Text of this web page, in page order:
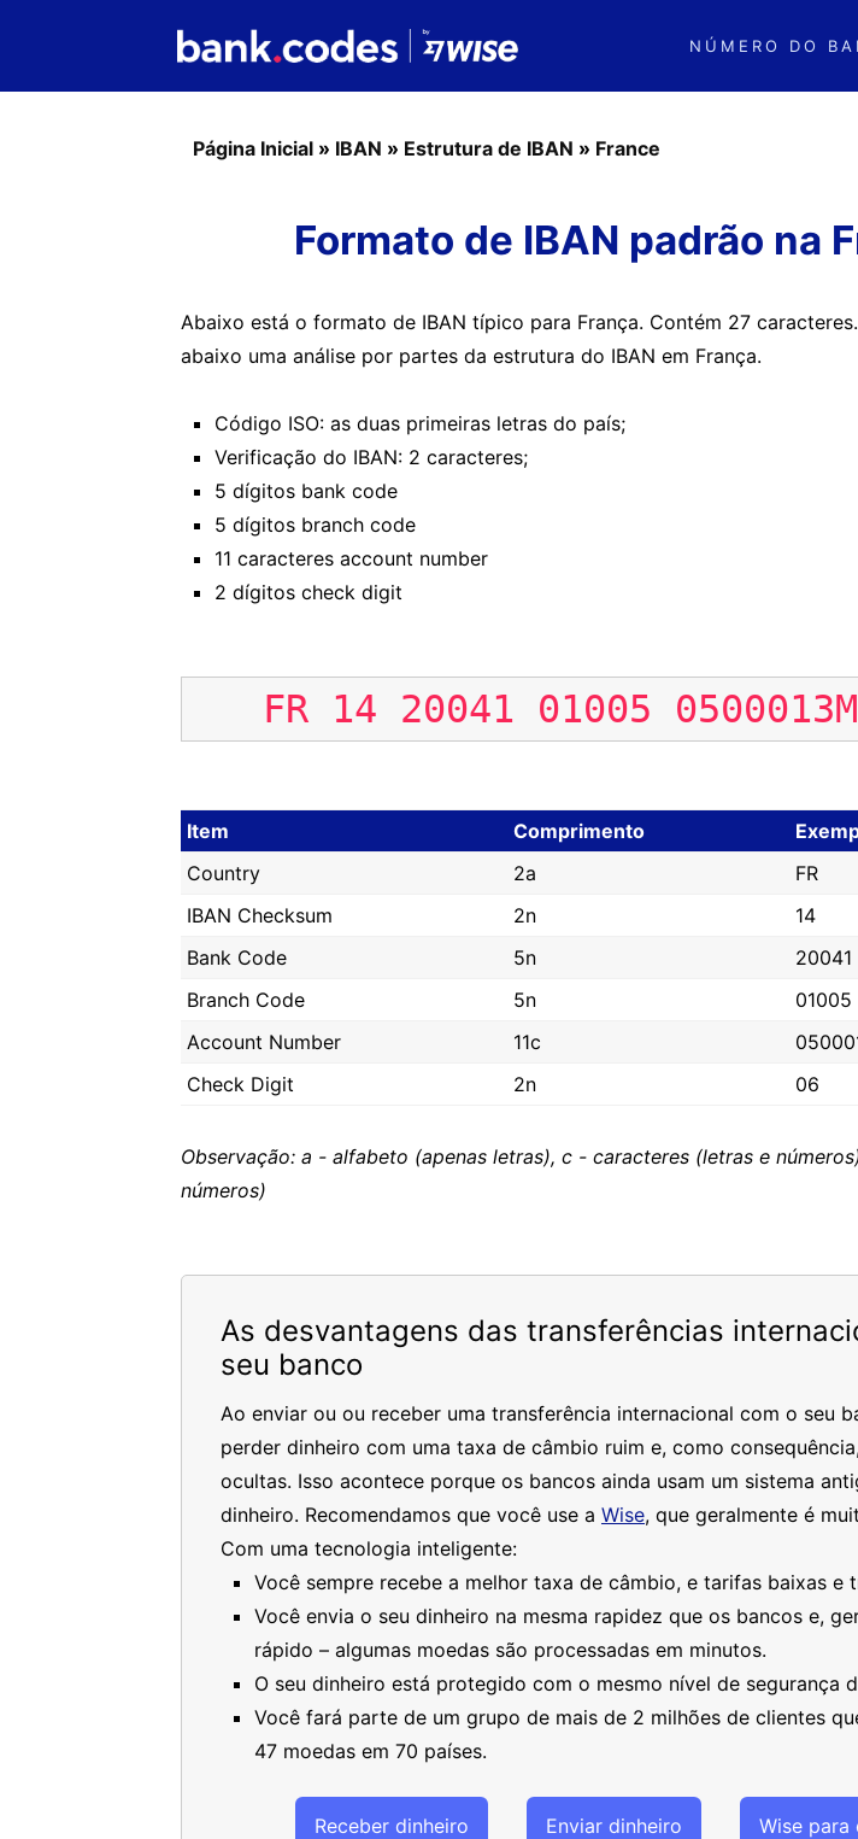
NÚMERO DO
Página Inicial » IBAN » Estrutura de IBAN » France
Formato de IBAN padrão na
Abaixo está o formato de IBAN típico para França. Contém 27
abaixo uma análise por partes da estrutura do IBAN em França.
Código ISO: as duas primeiras letras do país;
Verificação do IBAN: 2 caracteres;
5 dígitos bank code
5 dígitos branch code
11 caracteres account number
2 dígitos check digit
FR 14 20041 01005
Item Comprimento
Country
2a
FR
IBAN Checksum
2n
14
Bank Code
5n
20041
Branch Code
5n
01005
Account Number
11c
Check Digit
2n 06
Observação: a - alfabeto (apenas letras), c - caracteres (letras e
números)
As desvantagens das transferências
seu banco
Ao enviar ou ou receber uma transferência internacional com o seu
perder dinheiro com uma taxa de câmbio ruim e, como
ocultas. Isso acontece porque os bancos ainda usam um sistema
dinheiro. Recomendamos que você use a Wise, que geralmente é
Com uma tecnologia inteligente:
Você sempre recebe a melhor taxa de câmbio, e tarifas baixas e
Você envia o seu dinheiro na mesma rapidez que os bancos e,
rápido – algumas moedas são processadas em minutos.
O seu dinheiro está protegido com o mesmo nível de segurança
Você fará parte de um grupo de mais de 2 milhões de clientes
47 moedas em 70 países.
Receber dinheiro Enviar dinheiro Wise para